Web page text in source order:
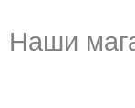
Наши